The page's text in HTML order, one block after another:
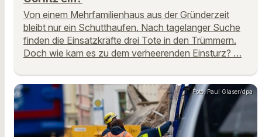
Von einem Mehrfamilienhaus aus der Gründerzeit
bleibt nur ein Schutthaufen. Nach tagelanger Suche
finden die Einsatzkräfte drei Tote in den Trümmern.
Doch wie kam es zu dem verheerenden Einsturz? …
Foto: Paul Glaser/dpa